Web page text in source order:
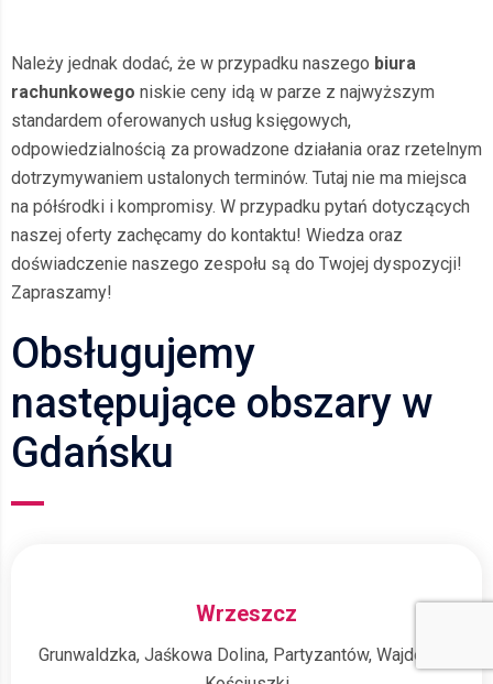
Należy jednak dodać, że w przypadku naszego biura
rachunkowego niskie ceny idą w parze z najwyższym
standardem oferowanych usług księgowych,
odpowiedzialnością za prowadzone działania oraz rzetelnym
dotrzymywaniem ustalonych terminów. Tutaj nie ma miejsca
na półśrodki i kompromisy. W przypadku pytań dotyczących
naszej oferty zachęcamy do kontaktu! Wiedza oraz
doświadczenie naszego zespołu są do Twojej dyspozycji!
Zapraszamy!
Obsługujemy
następujące obszary w
Gdańsku
Wrzeszcz
Grunwaldzka, Jaśkowa Dolina, Partyzantów, Wajdeloty,